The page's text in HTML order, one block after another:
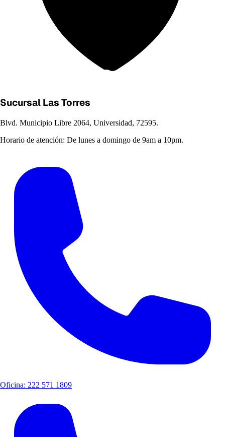
Sucursal Las Torres
Blvd. Municipio Libre 2064, Universidad, 72595.
Horario de atención: De lunes a domingo de 9am a 10pm.
Oficina: 222 571 1809